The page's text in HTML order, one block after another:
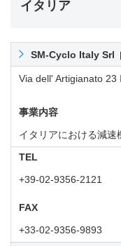
イタリア
SM-Cyclo Italy Srl
Via dell' Artigianato
事業内容
イタリアにおける減速
TEL
+39-02-9356-2121
FAX
+33-02-9356-9893